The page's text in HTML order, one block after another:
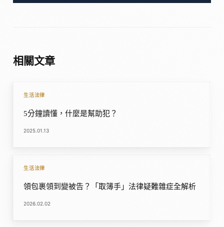
相關文章
生活法律
5分鐘讀懂，什麼是幫助犯？
2025.01.13
生活法律
領包裹領到變被告？「取簿手」法律疑難雜症全解析
2026.02.02